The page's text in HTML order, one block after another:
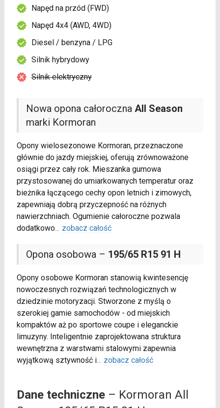
Nowa opona całoroczna All Season
marki Kormoran
Opony wielosezonowe Kormoran, przeznaczone
głównie do jazdy miejskiej, oferują zrównoważone
osiągi przez cały rok. Mieszanka gumowa
przystosowanej do umiarkowanych temperatur oraz
bieżnika łączącego cechy opon letnich i zimowych,
zapewniają dobrą przyczepność na różnych
nawierzchniach. Ogumienie całoroczne pozwala
dodatkowo... zobacz całość
Opona osobowa – 195/65 R15 91 H
Opony osobowe Kormoran stanowią kwintesencję
nowoczesnych rozwiązań technologicznych w
dziedzinie motoryzacji. Stworzone z myślą o
szerokiej gamie samochodów - od miejskich
kompaktów aż po sportowe coupe i eleganckie
limuzyny. Inteligentnie zaprojektowana struktura
wewnętrzna z warstwami stalowymi zapewnia
wyjątkową sztywność i... zobacz całość
Napęd na przód (FWD)
Napęd 4x4 (AWD, 4WD)
Diesel / benzyna / LPG
Silnik hybrydowy
Silnik elektryczny
Dane techniczne– Kormoran All